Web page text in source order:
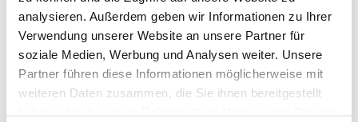
analysieren. Außerdem geben wir Informationen zu Ihrer
Verwendung unserer Website an unsere Partner für
soziale Medien, Werbung und Analysen weiter. Unsere
Partner führen diese Informationen möglicherweise mit
weiteren Daten zusammen, die Sie ihnen bereitgestellt